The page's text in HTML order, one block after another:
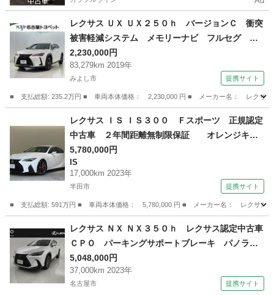
レクサス ＵＸ ＵＸ２５０ｈ バージョンＣ 衝突
被害軽減システム メモリーナビ フルセグ バ
ックカメラ ＥＴＣ ＣＤ ミュージックプレイ
ヤー接続可 電動シート オートクルーズコント
ロール ＬＥＤヘッドランプ スマートキー キ
ーレス ハイブリッド （車検整備付）
2,230,000円
83,279km 2019年
みよし市 提携サイト
■ 支払総額: 235.2万円 ■ 車両本体価格： 2,230,000 円 ■ メーカー名： レク
レクサス
レクサス ＩＳ ＩＳ３００ Ｆスポーツ 正規認定
中古車 ２年間距離無制限保証 オレンジキャ
リパー 三眼フルＬＥＤランプ パノラミックビ
ューモニター 後席ＳＲＳサイドエアーバック
ＦＳＰＯＲＴ専用リヤスポイラー無 （車検整備
5,780,000円
IS
17,000km 2023年
半田市 提携サイト
■ 支払総額: 591万円 ■ 車両本体価格： 5,780,000 円 ■ メーカー名： レクサ
IS
レクサス ＮＸ ＮＸ３５０ｈ レクサス認定中古車
ＣＰＯ パーキングサポートブレーキ パノラミ
ックビューモニター 後席シートヒーター ムー
ンルーフ フロアマット（社外） （検10.4）
5,048,000円
37,000km 2023年
名古屋市 提携サイト